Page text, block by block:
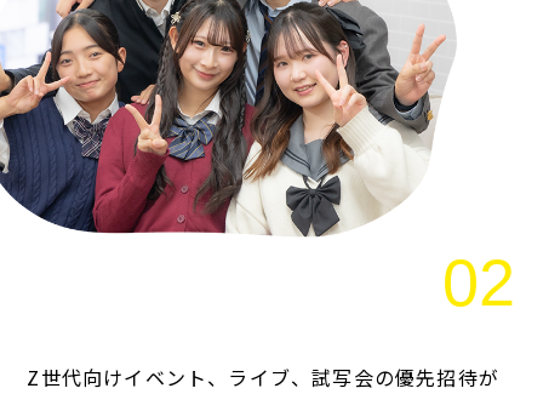
Z世代向けイベント、ライブ、試写会の優先招待が